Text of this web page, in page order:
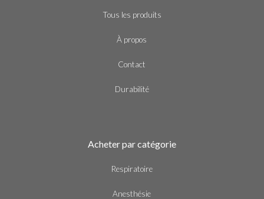
Tous les produits
À propos
Contact
Durabilité
Acheter par catégorie
Respiratoire
Anesthésie